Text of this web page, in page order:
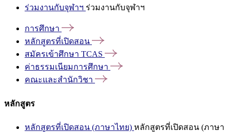
ร่วมงานกับจุฬาฯ ร่วมงานกับจุฬาฯ
การศึกษา
หลักสูตรที่เปิดสอน
สมัครเข้าศึกษา TCAS
ค่าธรรมเนียมการศึกษา
คณะและสำนักวิชา
หลักสูตร
หลักสูตรที่เปิดสอน (ภาษาไทย) หลักสูตรที่เปิดสอน (ภาษา